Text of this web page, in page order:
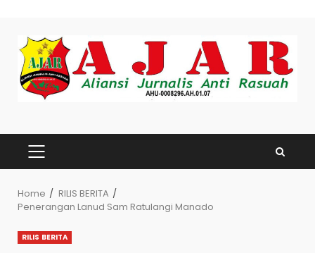
content
PRIMARY
MENU
Home
RILIS BERITA
Penerangan Lanud Sam Ratulangi Manado
RILIS BERITA